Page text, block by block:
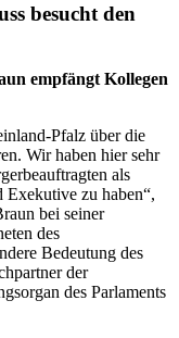
besucht den
empfängt Kollegen
Pfalz über die
Wir haben hier sehr
als
zu haben“,
bei seiner
des
Bedeutung des
der
des Parlaments